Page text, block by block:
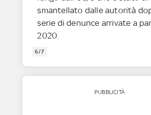
smantellato dalle autorità
serie di denunce arrivate a
2020.
6/7
PUBBLICITÀ